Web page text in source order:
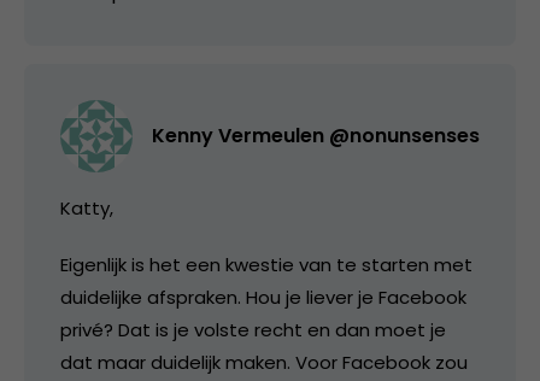
Kenny Vermeulen @nonunsenses
Katty,
Eigenlijk is het een kwestie van te starten met
duidelijke afspraken. Hou je liever je Facebook
privé? Dat is je volste recht en dan moet je
dat maar duidelijk maken. Voor Facebook zou